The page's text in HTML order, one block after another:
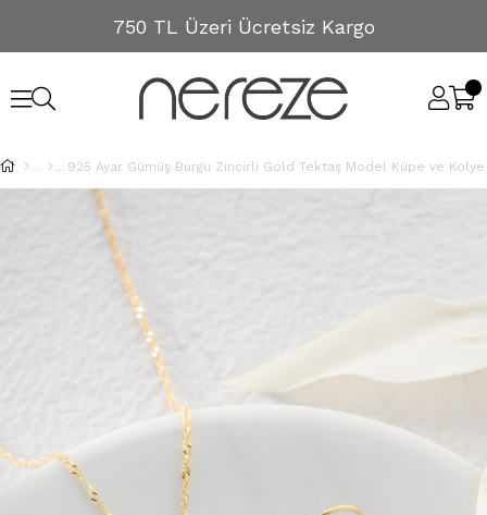
750 TL Üzeri Ücretsiz Kargo
925 Ayar Gümüş Burgu Zincirli Gold Tektaş Model Küpe ve